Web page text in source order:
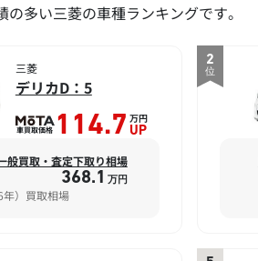
多い三菱の車種ランキングです。
三菱
デリカD：5
車買取価格114.7 万円
UP
般買取・査定下取り相場
368.1 万円
）買取相場
2
位